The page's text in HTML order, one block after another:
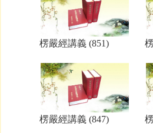
楞嚴經講義 (851)
楞嚴經講義 (847)